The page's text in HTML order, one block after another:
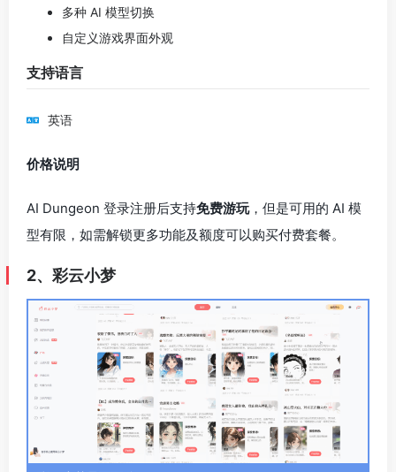
多种 AI 模型切换
自定义游戏界面外观
支持语言
英语
价格说明
AI Dungeon 登录注册后支持免费游玩，但是可用的 AI 模
型有限，如需解锁更多功能及额度可以购买付费套餐。
2、彩云小梦